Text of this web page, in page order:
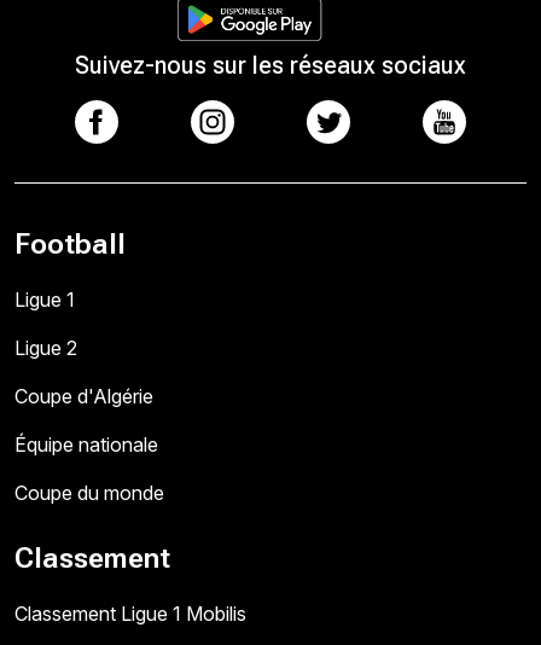
Suivez-nous sur les réseaux sociaux
Football
Ligue 1
Ligue 2
Coupe d'Algérie
Équipe nationale
Coupe du monde
Classement
Classement Ligue 1 Mobilis